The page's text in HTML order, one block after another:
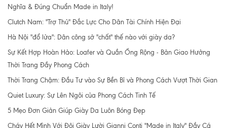
Nghĩa & Đúng Chuẩn Made in Italy!
Clutch Nam: "Trợ Thủ" Đắc Lực Cho Dân Tài Chính Hiện Đại
Hà Nội "đổ lửa": Dân công sở "chất" thế nào với giày da?
Sự Kết Hợp Hoàn Hảo: Loafer và Quần Ống Rộng - Bản Giao Hưởng
Thời Trang Đầy Phong Cách
Thời Trang Chậm: Đầu Tư vào Sự Bền Bỉ và Phong Cách Vượt Thời Gian
Quiet Luxury: Sự Lên Ngôi của Phong Cách Tinh Tế
5 Mẹo Đơn Giản Giúp Giày Da Luôn Bóng Đẹp
Cháy Hết Mình Với Đôi Giày Lười Gianni Conti "Made in Italy" Đầy Cá